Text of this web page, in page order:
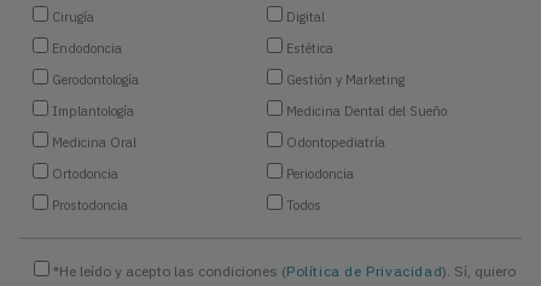
Cirugía
Digital
Endodoncia
Estética
Gerodontología
Gestión y Marketing
Implantología
Medicina Dental del Sueño
Medicina Oral
Odontopediatría
Ortodoncia
Periodoncia
Prostodoncia
Todos
*He leído y acepto las condiciones (Política de Privacidad). Sí, quiero